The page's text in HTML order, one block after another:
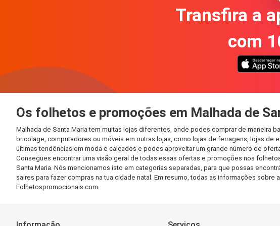
Transfira a
com
Os folhetos e promoções em Malhada de
Malhada de Santa Maria tem muitas lojas diferentes, onde podes comprar de maneira
bricolage, computadores ou móveis em outras lojas, como lojas de ferragens, lojas
últimas tendências em moda e calçados e podes aproveitar um grande número de
Consegues encontrar uma visão geral de todas essas ofertas e promoções nos
Santa Maria. Nós mencionamos isto em categorias separadas, para que possas
saires para fazer compras na tua cidade natal. Em resumo, todas as informações
Folhetospromocionais.com.